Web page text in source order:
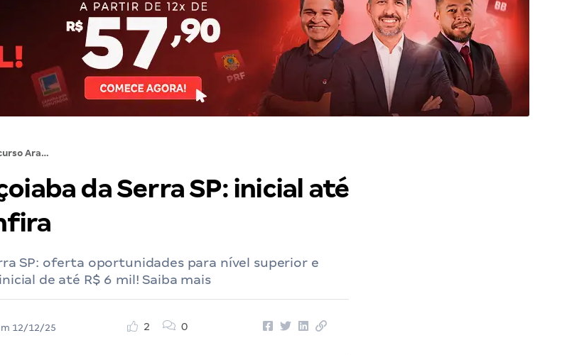
Concurso Araçoiaba da Serra SP: inicial até R$ 6,4 mil! Confira
da Serra SP: inicial até
SP: oferta oportunidades para nível superior e
de até R$ 6 mil! Saiba mais
12/12/25
2 0